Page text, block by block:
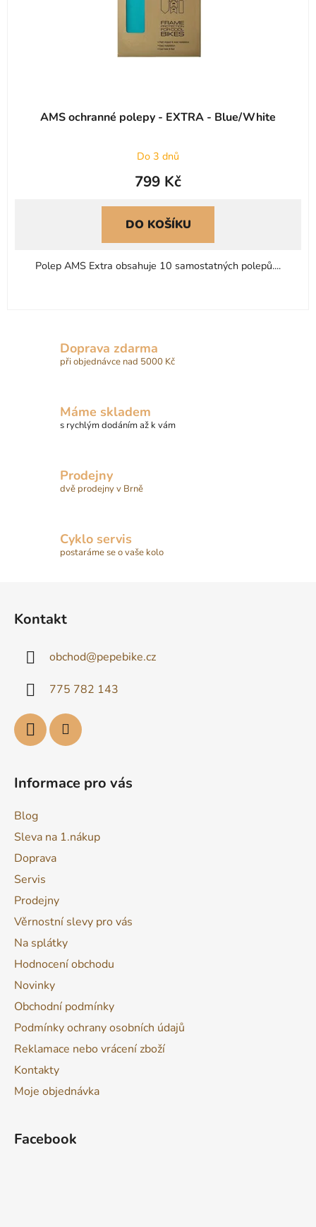
AMS ochranné polepy - EXTRA - Blue/White
Do 3 dnů
799 Kč
DO KOŠÍKU
Polep AMS Extra obsahuje 10 samostatných polepů....
Doprava zdarma
při objednávce nad 5000 Kč
Máme skladem
s rychlým dodáním až k vám
Prodejny
dvě prodejny v Brně
Cyklo servis
postaráme se o vaše kolo
Kontakt
obchod@pepebike.cz
775 782 143
Informace pro vás
Blog
Sleva na 1.nákup
Doprava
Servis
Prodejny
Věrnostní slevy pro vás
Na splátky
Hodnocení obchodu
Novinky
Obchodní podmínky
Podmínky ochrany osobních údajů
Reklamace nebo vrácení zboží
Kontakty
Moje objednávka
Facebook